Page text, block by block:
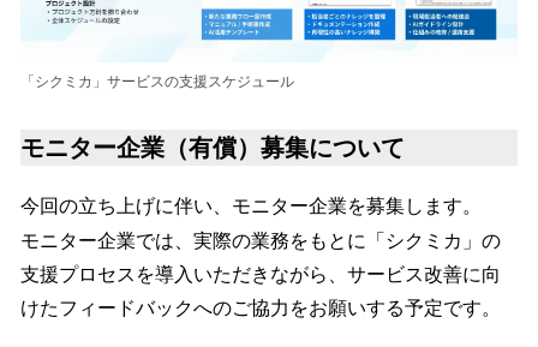
「シクミカ」サービスの支援スケジュール
モニター企業（有償）募集について
今回の立ち上げに伴い、モニター企業を募集します。
モニター企業では、実際の業務をもとに「シクミカ」の
支援プロセスを導入いただきながら、サービス改善に向
けたフィードバックへのご協力をお願いする予定です。